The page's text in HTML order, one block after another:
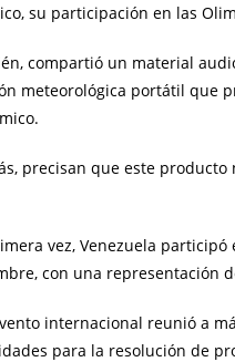
su participación en las
compartió un material
meteorológica portátil que
precisan que este
vez, Venezuela
con una representación
internacional reunió a
para la resolución de